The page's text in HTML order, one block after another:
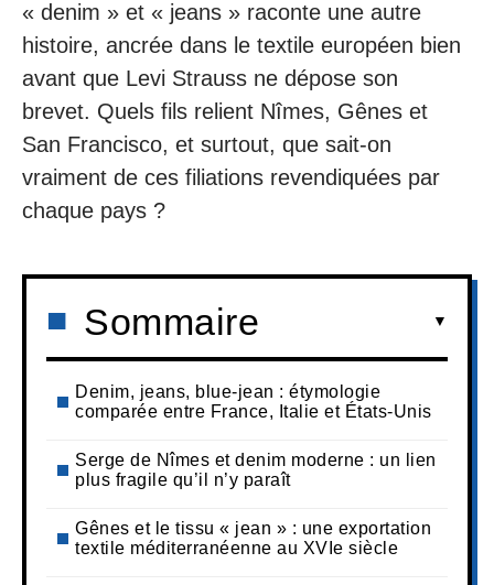
« denim » et « jeans » raconte une autre
histoire, ancrée dans le textile européen bien
avant que Levi Strauss ne dépose son
brevet. Quels fils relient Nîmes, Gênes et
San Francisco, et surtout, que sait-on
vraiment de ces filiations revendiquées par
chaque pays ?
Sommaire
Denim, jeans, blue-jean : étymologie
comparée entre France, Italie et États-Unis
Serge de Nîmes et denim moderne : un lien
plus fragile qu’il n’y paraît
Gênes et le tissu « jean » : une exportation
textile méditerranéenne au XVIe siècle